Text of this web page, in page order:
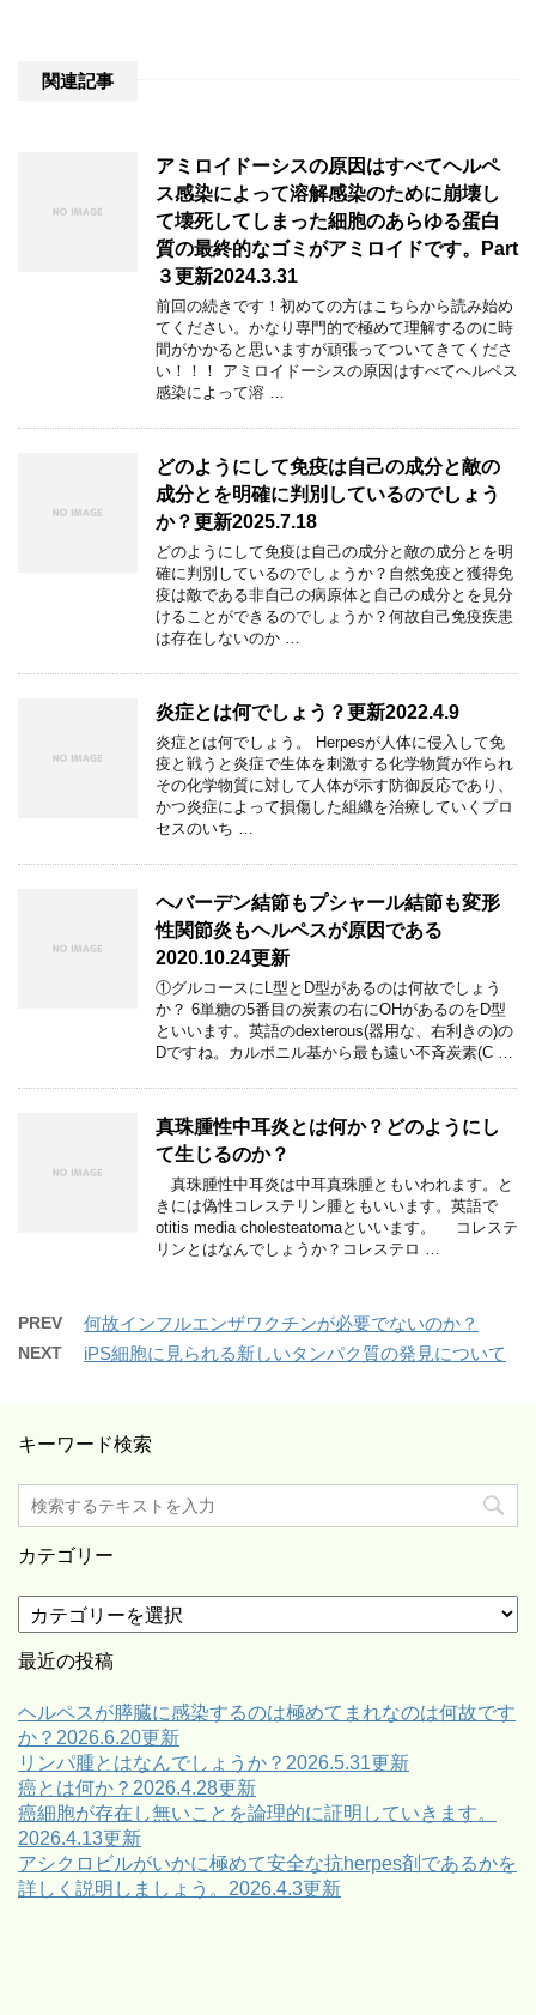
関連記事
アミロイドーシスの原因はすべてヘルペ
ス感染によって溶解感染のために崩壊し
て壊死してしまった細胞のあらゆる蛋白
質の最終的なゴミがアミロイドです。Part
３更新2024.3.31
前回の続きです！初めての方はこちらから読み始め
てください。かなり専門的で極めて理解するのに時
間がかかると思いますが頑張ってついてきてくださ
い！！！ アミロイドーシスの原因はすべてヘルペス
感染によって溶 …
どのようにして免疫は自己の成分と敵の
成分とを明確に判別しているのでしょう
か？更新2025.7.18
どのようにして免疫は自己の成分と敵の成分とを明
確に判別しているのでしょうか？自然免疫と獲得免
疫は敵である非自己の病原体と自己の成分とを見分
けることができるのでしょうか？何故自己免疫疾患
は存在しないのか …
炎症とは何でしょう？更新2022.4.9
炎症とは何でしょう。 Herpesが人体に侵入して免
疫と戦うと炎症で生体を刺激する化学物質が作られ
その化学物質に対して人体が示す防御反応であり、
かつ炎症によって損傷した組織を治療していくプロ
セスのいち …
ヘバーデン結節もプシャール結節も変形
性関節炎もヘルペスが原因である
2020.10.24更新
①グルコースにL型とD型があるのは何故でしょう
か？ 6単糖の5番目の炭素の右にOHがあるのをD型
といいます。英語のdexterous(器用な、右利きの)の
Dですね。カルボニル基から最も遠い不斉炭素(C …
真珠腫性中耳炎とは何か？どのようにし
て生じるのか？
真珠腫性中耳炎は中耳真珠腫ともいわれます。と
きには偽性コレステリン腫ともいいます。英語で
otitis media cholesteatomaといいます。 コレステ
リンとはなんでしょうか？コレステロ …
PREV 何故インフルエンザワクチンが必要でないのか？
NEXT iPS細胞に見られる新しいタンパク質の発見について
キーワード検索
カテゴリー
テ
ゴ
ー
最近の投稿
ヘルペスが膵臓に感染するのは極めてまれなのは何故です
か？2026.6.20更新
リンパ腫とはなんでしょうか？2026.5.31更新
癌とは何か？2026.4.28更新
癌細胞が存在し無いことを論理的に証明していきます。
2026.4.13更新
アシクロビルがいかに極めて安全な抗herpes剤であるかを
詳しく説明しましょう。2026.4.3更新